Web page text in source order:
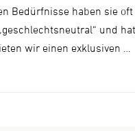
Bedürfnisse haben sie
und
wir einen exklusiven …